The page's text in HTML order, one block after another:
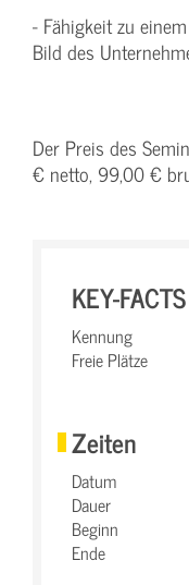
- Fähigkeit zu
Bild des
Der Preis des
€ netto, 99,00 €
KEY-FACTS
Kennung
Freie Plätze
Zeiten
Datum
Dauer
Beginn
Ende